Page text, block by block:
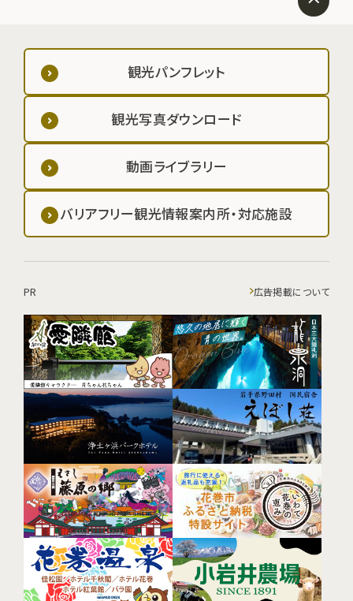
観光パンフレット
観光写真ダウンロード
動画ライブラリー
バリアフリー観光情報案内所・対応施設
PR 広告掲載について